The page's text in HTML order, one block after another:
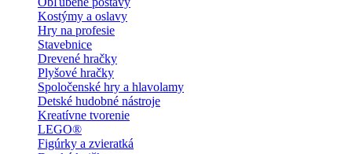
Kostýmy a oslavy
Hry na profesie
Stavebnice
Drevené hračky
Plyšové hračky
Spoločenské hry a hlavolamy
Detské hudobné nástroje
Kreatívne tvorenie
LEGO®
Figúrky a zvieratká